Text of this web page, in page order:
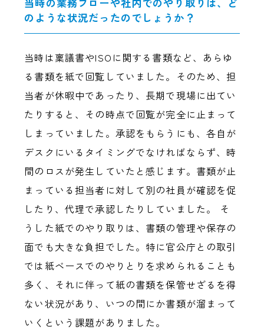
のような状況だったのでしょうか？
当時は稟議書やISOに関する書類など、あらゆ
る書類を紙で回覧していました。そのため、担
当者が休暇中であったり、長期で現場に出てい
たりすると、その時点で回覧が完全に止まって
しまっていました。承認をもらうにも、各自が
デスクにいるタイミングでなければならず、時
間のロスが発生していたと感じます。書類が止
まっている担当者に対して別の社員が確認を促
したり、代理で承認したりしていました。 そ
うした紙でのやり取りは、書類の管理や保存の
面でも大きな負担でした。特に官公庁との取引
では紙ベースでのやりとりを求められることも
多く、それに伴って紙の書類を保管せざるを得
ない状況があり、いつの間にか書類が溜まって
いくという課題がありました。